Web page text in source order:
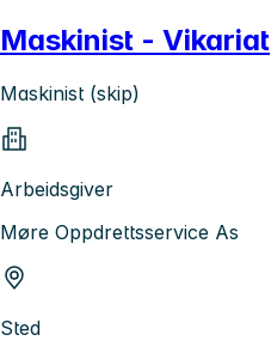
Maskinist - Vikariat
Maskinist (skip)
Arbeidsgiver
Møre Oppdrettsservice As
Sted